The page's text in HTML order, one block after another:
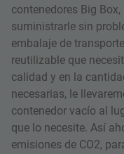
contenedores Big
suministrarle sin
embalaje de transporte
reutilizable que
calidad y en la
necesarias, le
contenedor vacío al
que lo necesite. Así
emisiones de CO2,